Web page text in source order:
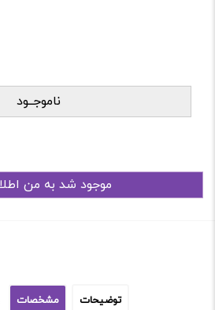
ناموجــود
توضیحات مشخصات